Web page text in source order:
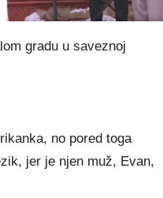
gradu u saveznoj
no pored toga
jer je njen muž, Evan,